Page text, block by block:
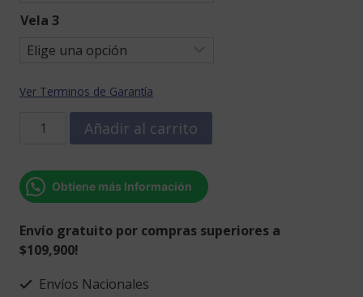
Vela 3
Ver Terminos de Garantía
Porta
de
navidad
campana
y
tres
Añadir al carrito
Obtiene más Información
Envío gratuito por compras superiores a
$109,900!
Envíos Nacionales